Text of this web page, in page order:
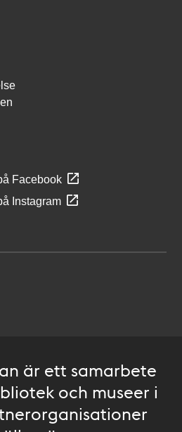
Facebook
Instagram
är ett samarbete
och museer i